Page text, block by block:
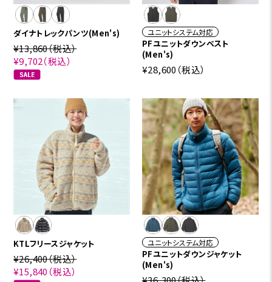
ダイナトレックパンツ(Men's)
¥13,860（税込）
¥9,702（税込）
ユニットシステム対応
PFユニットダウンベスト
(Men's)
¥28,600 （税込）
KTLフリースジャケット
¥26,400（税込）
¥15,840 （税込）
ユニットシステム対応
PFユニットダウンジャケット
(Men's)